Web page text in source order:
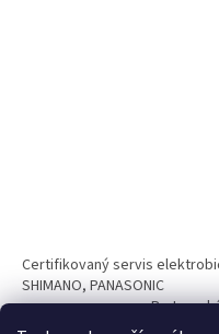
Certifikovaný servis
SHIMANO, PANASONIC